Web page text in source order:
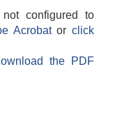
configured to
Acrobatorclick
the PDF